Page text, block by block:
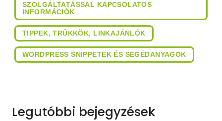
SZOLGÁLTATÁSSAL KAPCSOLATOS
INFORMÁCIÓK
TIPPEK, TRÜKKÖK, LINKAJÁNLÓK
WORDPRESS SNIPPETEK ÉS SEGÉDANYAGOK
Legutóbbi bejegyzések